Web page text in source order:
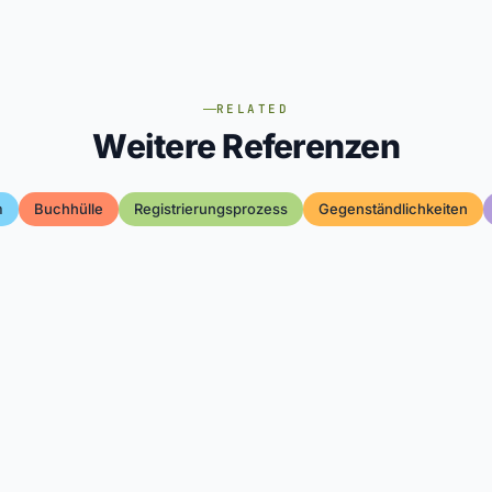
RELATED
Weitere Referenzen
Buchhülle Registrierungsprozess Gegenständlichkeiten